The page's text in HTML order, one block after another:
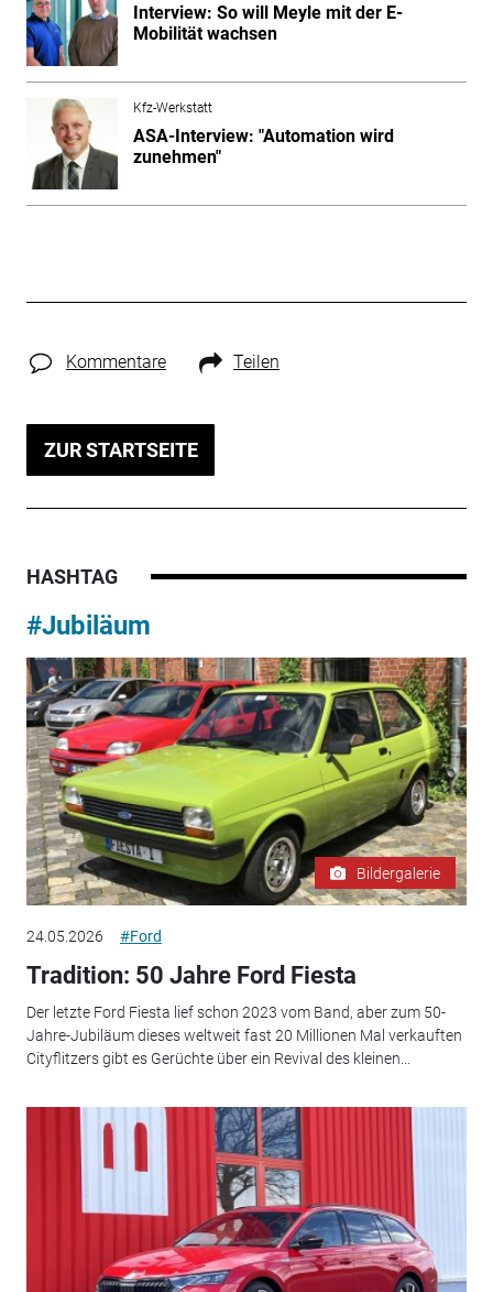
Interview: So will Meyle mit der E-
Mobilität wachsen
Kfz-Werkstatt
ASA-Interview: "Automation wird
zunehmen"
Kommentare Teilen
ZUR STARTSEITE
HASHTAG
#Jubiläum
Bildergalerie
24.05.2026 #Ford
Tradition: 50 Jahre Ford Fiesta
Der letzte Ford Fiesta lief schon 2023 vom Band, aber zum 50-
Jahre-Jubiläum dieses weltweit fast 20 Millionen Mal verkauften
Cityflitzers gibt es Gerüchte über ein Revival des kleinen...